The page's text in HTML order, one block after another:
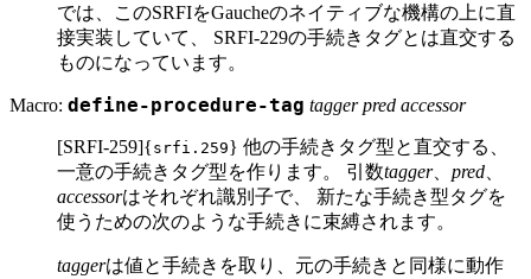
では、このSRFIをGaucheのネイティブな機構の上に直
接実装していて、 SRFI-229の手続きタグとは直交する
ものになっています。
Macro: define-procedure-tag tagger pred accessor
[SRFI-259]{srfi.259} 他の手続きタグ型と直交する、
一意の手続きタグ型を作ります。 引数tagger、 pred、
accessorはそれぞれ識別子で、 新たな手続き型タグを
使うための次のような手続きに束縛されます。
taggerは値と手続きを取り、元の手続きと同様に動作